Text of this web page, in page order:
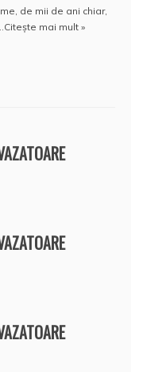
de mii de ani chiar,
Citește mai mult »